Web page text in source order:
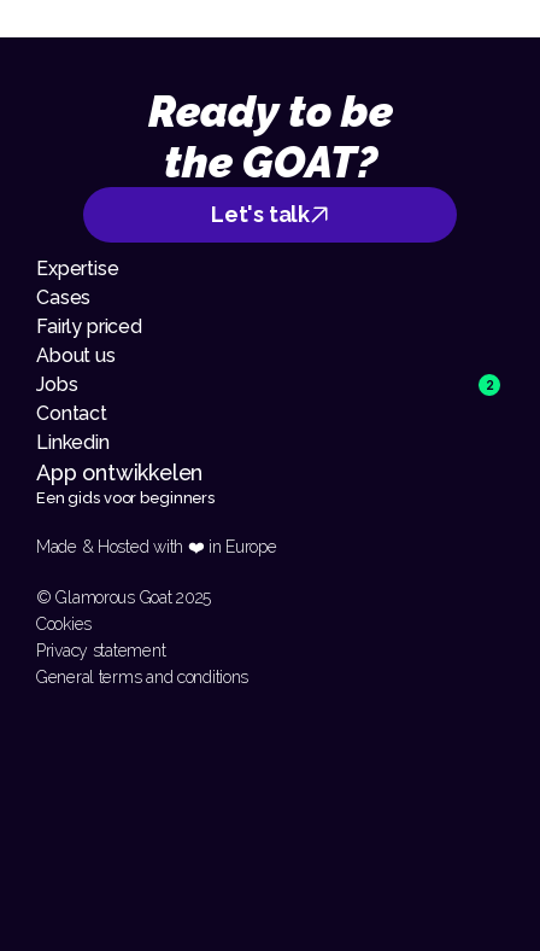
Ready to be
the GOAT?
Let's talk
Expertise
Cases
Fairly priced
About us
Jobs
2
Contact
Linkedin
Een gids voor beginners
Made & Hosted with ❤️ in Europe
© Glamorous Goat 2025
Cookies
Privacy statement
General terms and conditions